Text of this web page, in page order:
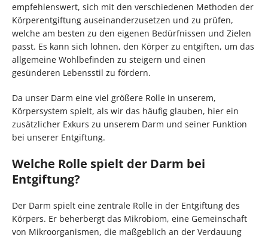
empfehlenswert, sich mit den verschiedenen Methoden der
Körperentgiftung auseinanderzusetzen und zu prüfen,
welche am besten zu den eigenen Bedürfnissen und Zielen
passt. Es kann sich lohnen, den Körper zu entgiften, um das
allgemeine Wohlbefinden zu steigern und einen
gesünderen Lebensstil zu fördern.
Da unser Darm eine viel größere Rolle in unserem,
Körpersystem spielt, als wir das häufig glauben, hier ein
zusätzlicher Exkurs zu unserem Darm und seiner Funktion
bei unserer Entgiftung.
Welche Rolle spielt der Darm bei
Entgiftung?
Der Darm spielt eine zentrale Rolle in der Entgiftung des
Körpers. Er beherbergt das Mikrobiom, eine Gemeinschaft
von Mikroorganismen, die maßgeblich an der Verdauung